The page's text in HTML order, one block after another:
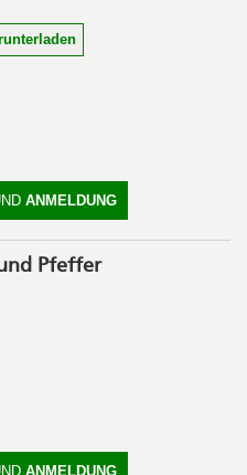
Farbenfrohe Blumen,
Sie uns. Wir bieten Ihnen
Garten.
Umgebung mit
Kolleginnen und
auf das Verbinden von
ANMELDUNG
Pfeffer
Welt der Gewürze und
entdecken wir die
Gewürze aus aller Welt
Gerichten voll zur
ANMELDUNG